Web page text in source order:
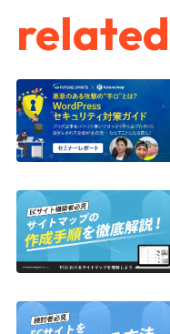
related